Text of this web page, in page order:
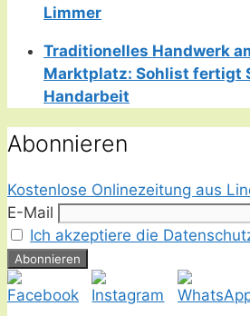
Limmer
Traditionelles Handwerk
Marktplatz: Sohlist fertigt
Handarbeit
Abonnieren
Kostenlose Onlinezeitung aus
E-Mail
Ich akzeptiere die